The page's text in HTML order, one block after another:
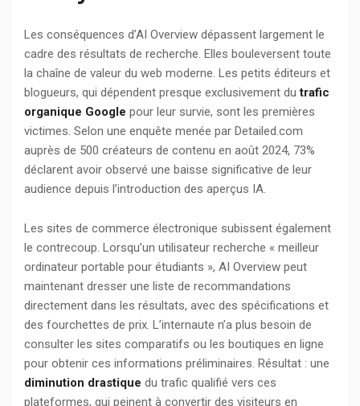
Les conséquences d’AI Overview dépassent largement le
cadre des résultats de recherche. Elles bouleversent toute
la chaîne de valeur du web moderne. Les petits éditeurs et
blogueurs, qui dépendent presque exclusivement dutrafic
organique Google pour leur survie, sont les premières
victimes. Selon une enquête menée par Detailed.com
auprès de 500 créateurs de contenu en août 2024, 73%
déclarent avoir observé une baisse significative de leur
audience depuis l’introduction des aperçus IA.
Les sites de commerce électronique subissent également
le contrecoup. Lorsqu’un utilisateur recherche « meilleur
ordinateur portable pour étudiants », AI Overview peut
maintenant dresser une liste de recommandations
directement dans les résultats, avec des spécifications et
des fourchettes de prix. L’internaute n’a plus besoin de
consulter les sites comparatifs ou les boutiques en ligne
pour obtenir ces informations préliminaires. Résultat : une
diminution drastique du trafic qualifié vers ces
plateformes, qui peinent à convertir des visiteurs en